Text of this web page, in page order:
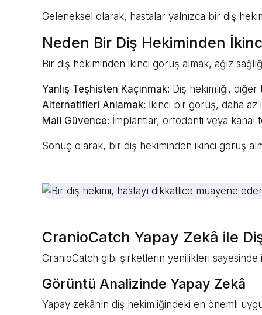
Geleneksel olarak, hastalar yalnızca bir diş
Neden Bir Diş Hekiminden
Bir diş hekiminden ikinci görüş almak, ağız
Yanlış Teşhisten Kaçınmak: Diş hekimliği,
Alternatifleri Anlamak: İkinci bir görüş, daha az
Mali Güvence: İmplantlar, ortodonti veya kanal
Sonuç olarak, bir diş hekiminden ikinci görüş
CranioCatch Yapay Zekâ ile
CranioCatch gibi şirketlerin yenilikleri sayesinde
Görüntü Analizinde Yapay Zekâ
Yapay zekânın diş hekimliğindeki en önemli